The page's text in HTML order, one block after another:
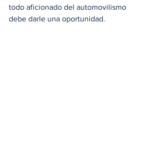
todo aficionado del automovilismo
debe darle una oportunidad.